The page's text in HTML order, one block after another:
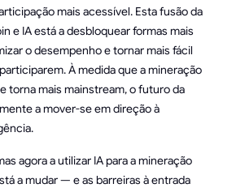
mais acessível. Esta fusão da
e IA está a desbloquear formas mais
o desempenho e tornar mais fácil
À medida que a mineração
torna mais mainstream, o futuro da
a mover-se em direção à
agora a utilizar IA para a mineração
a mudar — e as barreiras à entrada